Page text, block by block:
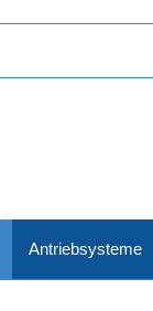
Antriebsysteme